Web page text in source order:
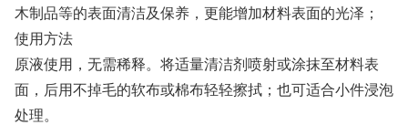
木制品等的表面清洁及保养，更能增加材料表面的光泽；
使用方法
原液使用，无需稀释。将适量清洁剂喷射或涂抹至材料表
面，后用不掉毛的软布或棉布轻轻擦拭；也可适合小件浸泡
处理。